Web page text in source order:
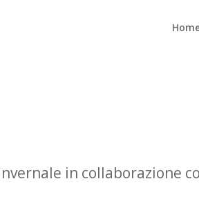
in collaborazione